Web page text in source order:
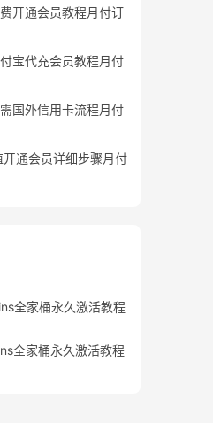
开通会员教程月付订
宝代充会员教程月付
国外信用卡流程月付
通会员详细步骤月付
全家桶永久激活教程
全家桶永久激活教程